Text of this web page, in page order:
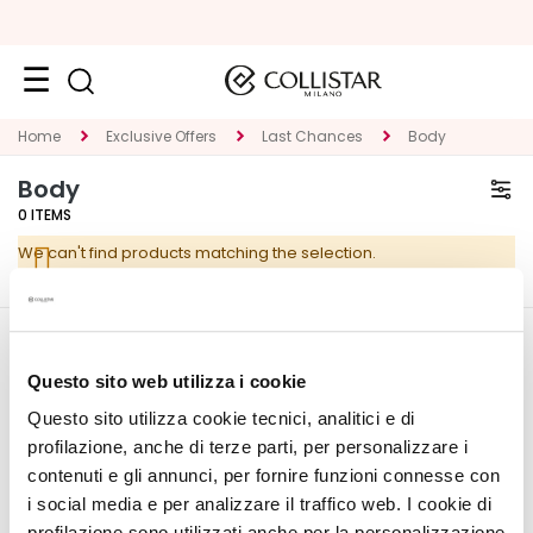
Questo sito web utilizza i cookie
Questo sito utilizza cookie tecnici, analitici e di
profilazione, anche di terze parti, per personalizzare i
contenuti e gli annunci, per fornire funzioni connesse con
i social media e per analizzare il traffico web. I cookie di
Face
C
A
T
E
G
Y
S
p
e
c
Home Exclusive Offers Last Chances Body
Body
0 ITEMS
We can't find products matching the selection.
Contact
Accessibility Statement
Address Book
My Orders
My Wishlist
My Returns